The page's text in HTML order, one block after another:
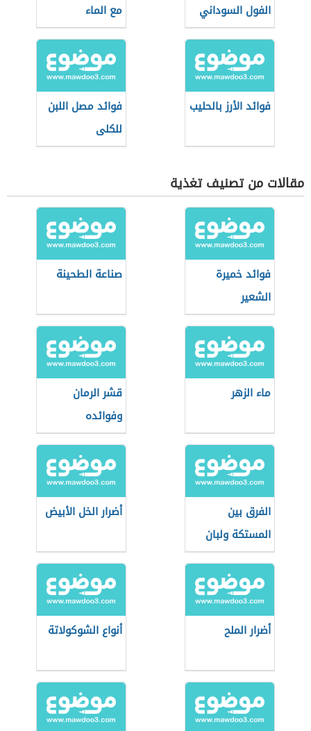
الفول السوداني
مع الماء
فوائد الأرز بالحليب
فوائد مصل اللبن
للكلى
مقالات من تصنيف تغذية
فوائد خميرة
الشعير
صناعة الطحينة
ماء الزهر
قشر الرمان
وفوائده
الفرق بين
المستكة ولبان
الذكر
أضرار الخل الأبيض
أضرار الملح أنواع الشوكولاتة